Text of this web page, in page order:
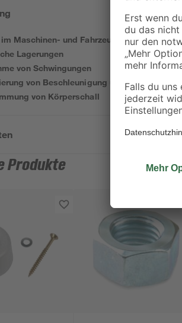
Maschinen- und Fahrzeugbau
Lagerungen
von Schwingungen
von Beschleunigung und Erschütterung
von Körperschall
Produkte